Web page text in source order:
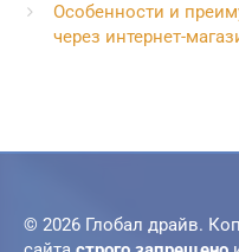
Особенности и
через интернет-
© 2026 Глобал драйв.